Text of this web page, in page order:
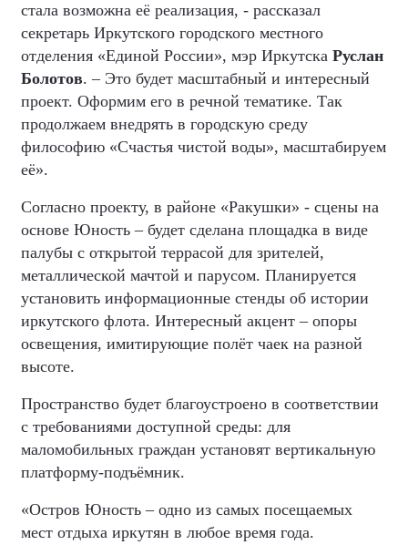
стала возможна её реализация, - рассказал
секретарь Иркутского городского местного
отделения «Единой России», мэр Иркутска Руслан
Болотов. – Это будет масштабный и интересный
проект. Оформим его в речной тематике. Так
продолжаем внедрять в городскую среду
философию «Счастья чистой воды», масштабируем
её».
Согласно проекту, в районе «Ракушки» - сцены на
основе Юность – будет сделана площадка в виде
палубы с открытой террасой для зрителей,
металлической мачтой и парусом. Планируется
установить информационные стенды об истории
иркутского флота. Интересный акцент – опоры
освещения, имитирующие полёт чаек на разной
высоте.
Пространство будет благоустроено в соответствии
с требованиями доступной среды: для
маломобильных граждан установят вертикальную
платформу-подъёмник.
«Остров Юность – одно из самых посещаемых
мест отдыха иркутян в любое время года.